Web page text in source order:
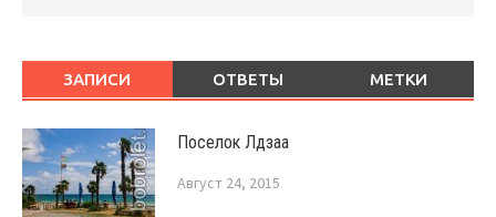
ЗАПИСИ ОТВЕТЫ МЕТКИ
Поселок Лдзаа
Август 24, 2015